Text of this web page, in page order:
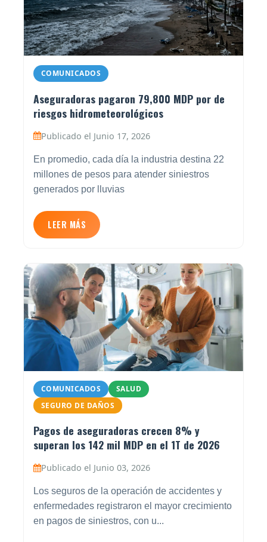
COMUNICADOS
Aseguradoras pagaron 79,800 MDP por de
riesgos hidrometeorológicos
Publicado el Junio 17, 2026
En promedio, cada día la industria destina 22
millones de pesos para atender siniestros
generados por lluvias
LEER MÁS
COMUNICADOS
SALUD
SEGURO DE DAÑOS
Pagos de aseguradoras crecen 8% y
superan los 142 mil MDP en el 1T de 2026
Publicado el Junio 03, 2026
Los seguros de la operación de accidentes y
enfermedades registraron el mayor crecimiento
en pagos de siniestros, con u...